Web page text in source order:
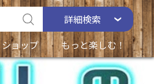
詳細検索
ショップ もっと楽しむ！